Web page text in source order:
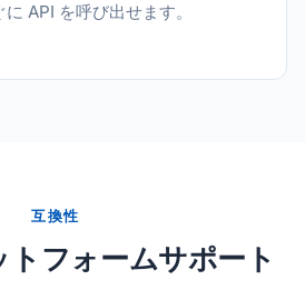
API を呼び出せます。
互換性
フォームサポート